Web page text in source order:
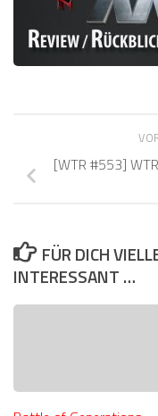
[WTR #553]
FÜR DICH
INTERESSANT …